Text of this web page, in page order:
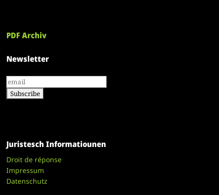
PDF Archiv
Newsletter
Juristesch Informatiounen
Droit de réponse
Impressum
Datenschutz